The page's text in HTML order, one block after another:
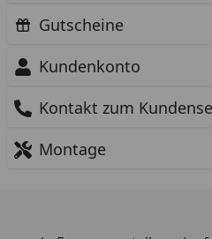
Gutscheine
Kundenkonto
Kontakt zum
Montage